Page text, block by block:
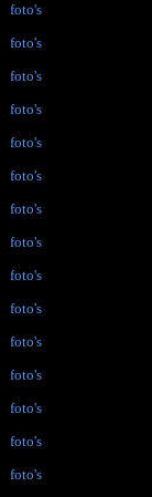
foto's
foto's
foto's
foto's
foto's
foto's
foto's
foto's
foto's
foto's
foto's
foto's
foto's
foto's
foto's